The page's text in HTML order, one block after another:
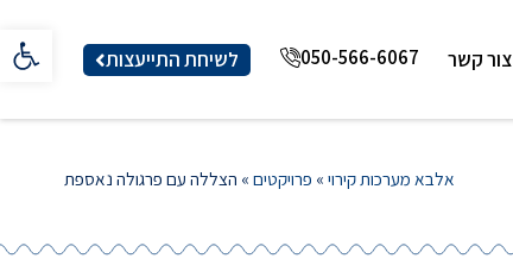
פתח צור קשר 050-566-6067 לשיחת התייעצות
אלבא מערכות קירוי » פרויקטים » הצללה עם פרגולה נאספת